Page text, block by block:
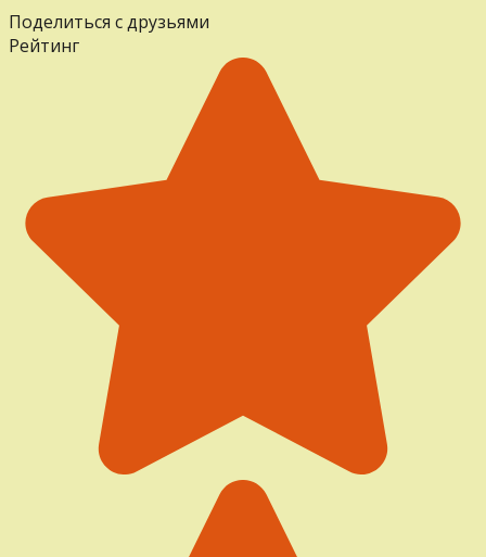
Поделиться с друзьями
Рейтинг